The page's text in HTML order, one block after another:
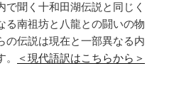
で聞く十和田湖伝説と同じく
る南祖坊と八龍との闘いの物
の伝説は現在と一部異なる内
＜現代語訳はこちらから＞